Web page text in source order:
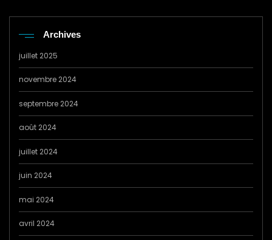
Archives
juillet 2025
novembre 2024
septembre 2024
août 2024
juillet 2024
juin 2024
mai 2024
avril 2024